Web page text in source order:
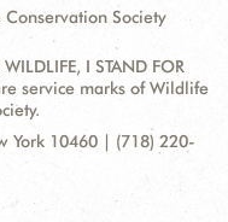
Society
I STAND FOR
service marks of Wildlife
York 10460 | (718) 220-